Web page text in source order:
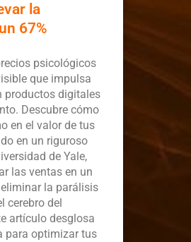
la
67%
psicológicos
que impulsa
productos digitales
Descubre cómo
en el valor de tus
en un riguroso
de Yale,
las ventas en un
la parálisis
cerebro del
artículo desglosa
para optimizar tus